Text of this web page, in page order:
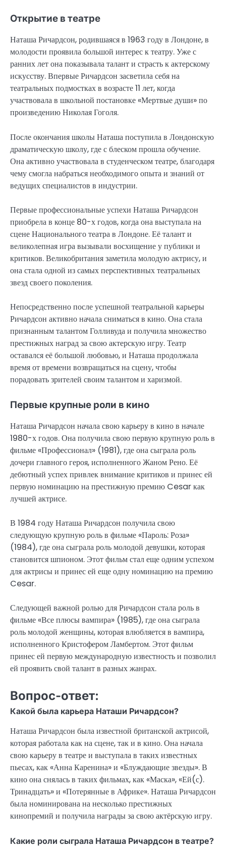
Открытие в театре
Наташа Ричардсон, родившаяся в 1963 году в Лондоне, в
молодости проявила большой интерес к театру. Уже с
ранних лет она показывала талант и страсть к актерскому
искусству. Впервые Ричардсон засветила себя на
театральных подмостках в возрасте 11 лет, когда
участвовала в школьной постановке «Мертвые души» по
произведению Николая Гоголя.
После окончания школы Наташа поступила в Лондонскую
драматическую школу, где с блеском прошла обучение.
Она активно участвовала в студенческом театре, благодаря
чему смогла набраться необходимого опыта и знаний от
ведущих специалистов в индустрии.
Первые профессиональные успехи Наташа Ричардсон
приобрела в конце 80-х годов, когда она выступала на
сцене Национального театра в Лондоне. Её талант и
великолепная игра вызывали восхищение у публики и
критиков. Великобритания заметила молодую актрису, и
она стала одной из самых перспективных театральных
звезд своего поколения.
Непосредственно после успешной театральной карьеры
Ричардсон активно начала сниматься в кино. Она стала
признанным талантом Голливуда и получила множество
престижных наград за свою актерскую игру. Театр
оставался её большой любовью, и Наташа продолжала
время от времени возвращаться на сцену, чтобы
порадовать зрителей своим талантом и харизмой.
Первые крупные роли в кино
Наташа Ричардсон начала свою карьеру в кино в начале
1980-х годов. Она получила свою первую крупную роль в
фильме «Профессионал» (1981), где она сыграла роль
дочери главного героя, исполненного Жаном Рено. Её
дебютный успех привлек внимание критиков и принес ей
первую номинацию на престижную премию Cesar как
лучшей актрисе.
В 1984 году Наташа Ричардсон получила свою
следующую крупную роль в фильме «Пароль: Роза»
(1984), где она сыграла роль молодой девушки, которая
становится шпионом. Этот фильм стал еще одним успехом
для актрисы и принес ей еще одну номинацию на премию
Cesar.
Следующей важной ролью для Ричардсон стала роль в
фильме «Все плюсы вампира» (1985), где она сыграла
роль молодой женщины, которая влюбляется в вампира,
исполненного Кристофером Ламбертом. Этот фильм
принес ей первую международную известность и позволил
ей проявить свой талант в разных жанрах.
Вопрос-ответ:
Какой была карьера Наташи Ричардсон?
Наташа Ричардсон была известной британской актрисой,
которая работала как на сцене, так и в кино. Она начала
свою карьеру в театре и выступала в таких известных
пьесах, как «Анна Каренина» и «Блуждающие звезды». В
кино она снялась в таких фильмах, как «Маска», «Ей(с).
Тринадцать» и «Потерянные в Африке». Наташа Ричардсон
была номинирована на несколько престижных
кинопремий и получила награды за свою актёрскую игру.
Какие роли сыграла Наташа Ричардсон в театре?